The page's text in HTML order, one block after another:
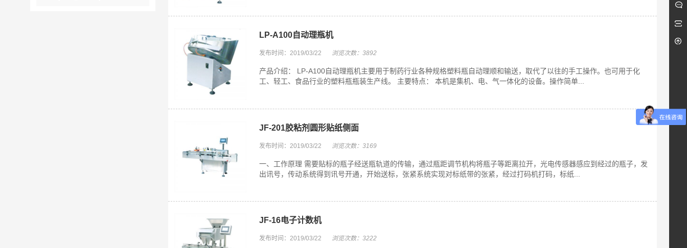
LP-A100自动理瓶机
发布时间：2019/03/22 浏览次数：3892
产品介绍： LP-A100自动理瓶机主要用于制药行业各种规格塑料瓶自动理顺和输送，取代了以往的手工操作。也可用于化
工、轻工、食品行业的塑料瓶瓶装生产线。 主要特点： 本机是集机、电、气一体化的设备。操作简单...
JF-201胶粘剂圆形贴纸侧面
发布时间：2019/03/22 浏览次数：3169
一、工作原理 需要贴标的瓶子经送瓶轨道的传输，通过瓶距调节机构将瓶子等距离拉开，光电传感器感应到经过的瓶子，发
出讯号，传动系统得到讯号开通，开始送标，张紧系统实现对标纸带的张紧，经过打码机打码，标纸...
JF-16电子计数机
发布时间：2019/03/22 浏览次数：3222